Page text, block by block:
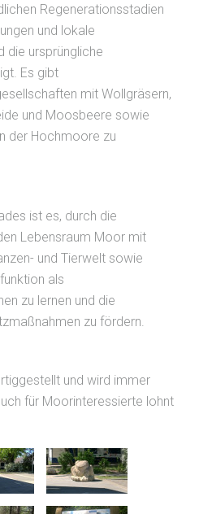
Regenerationsstadien
und lokale
die ursprüngliche
Es gibt
mit Wollgräsern,
und Moosbeere sowie
der Hochmoore zu
ist es, durch die
Lebensraum Moor mit
und Tierwelt sowie
als
zu lernen und die
zu fördern.
und wird immer
für Moorinteressierte lohnt